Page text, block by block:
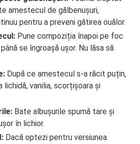
amestecul de gălbenușuri,
pentru a preveni gătirea ouălor.
Pune compoziția înapoi pe foc
se îngroașă ușor. Nu lăsa să
După ce amestecul s-a răcit puțin,
lichidă, vanilia, scorțișoara și
Bate albușurile spumă tare și
în lichior.
Dacă optezi pentru versiunea